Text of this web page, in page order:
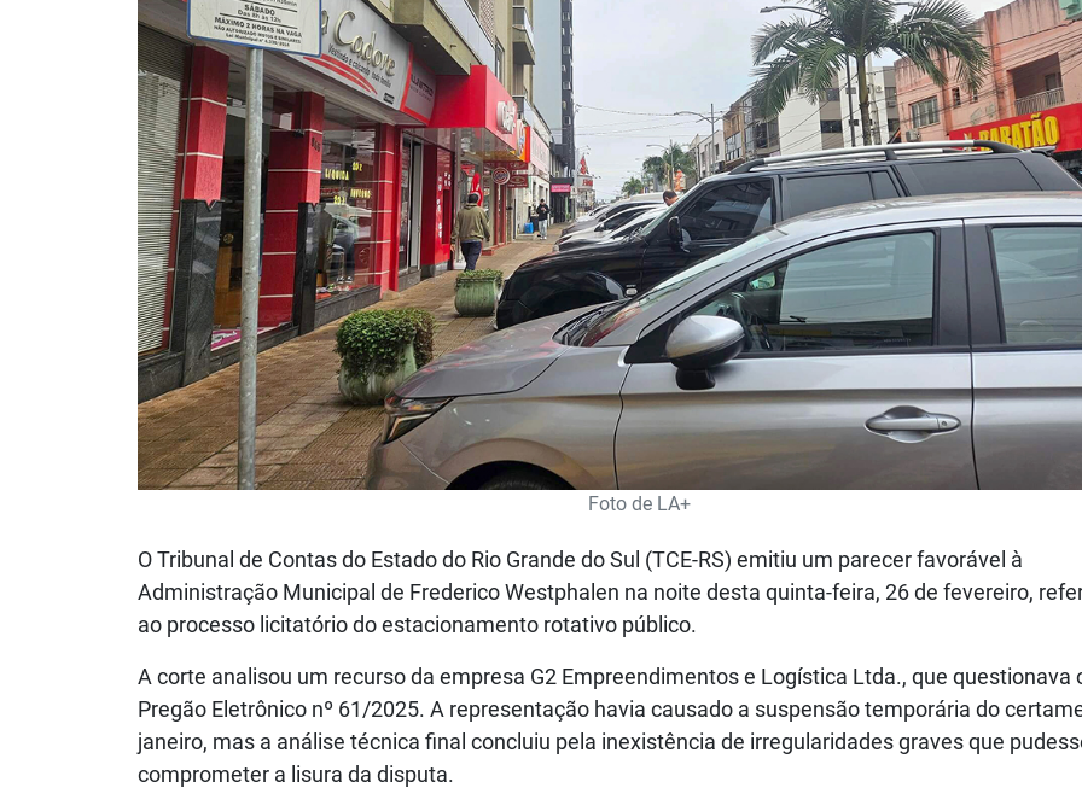
Foto de LA+
O Tribunal de Contas do Estado do Rio Grande do Sul (TCE-RS) emitiu um parecer favorável à
Administração Municipal de Frederico Westphalen na noite desta quinta-feira, 26 de fevereiro,
ao processo licitatório do estacionamento rotativo público.
A corte analisou um recurso da empresa G2 Empreendimentos e Logística Ltda., que questionava
Pregão Eletrônico nº 61/2025. A representação havia causado a suspensão temporária do
janeiro, mas a análise técnica final concluiu pela inexistência de irregularidades graves que
comprometer a lisura da disputa.